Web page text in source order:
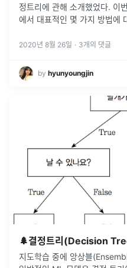
정트리에 관해 소개했었다. 이
에서 대표적인 몇 가지 방법에
(...
2020년 8월 26일 · 3개의 댓글
by hyunyoungjin
🌲결정트리(Decision
지도학습 중에 앙상블